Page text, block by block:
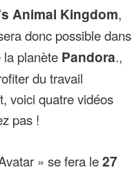
Animal Kingdom,
donc possible dans
planète Pandora.,
du travail
voici quatre vidéos
pas !
» se fera le27